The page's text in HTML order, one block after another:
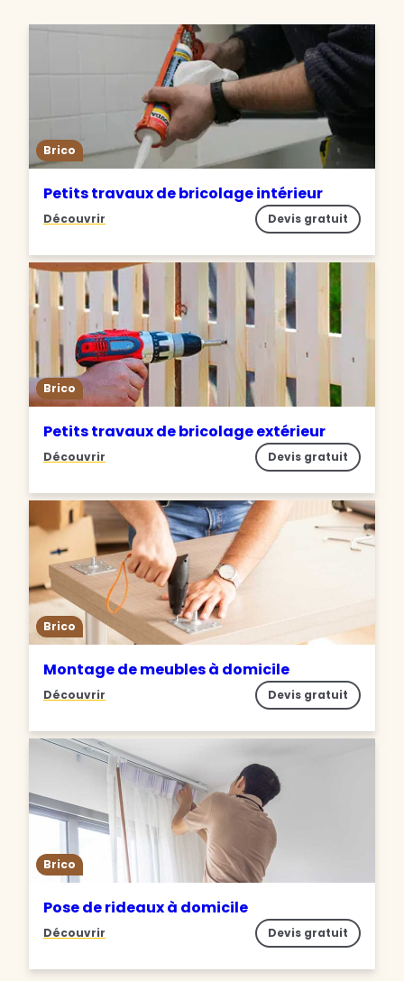
Brico
Petits travaux de bricolage intérieur
Découvrir Devis gratuit
Brico
Petits travaux de bricolage extérieur
Découvrir Devis gratuit
Brico
Montage de meubles à domicile
Découvrir Devis gratuit
Brico
Pose de rideaux à domicile
Découvrir Devis gratuit